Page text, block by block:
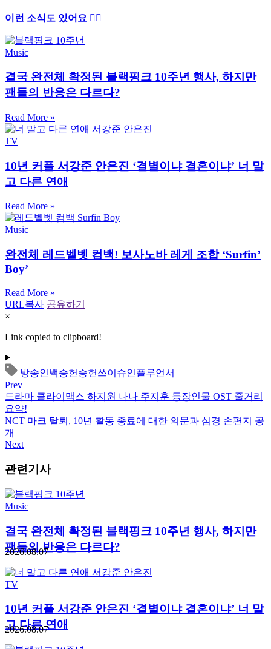
이런 소식도 있어요 ✍🏻
Music
결국 완전체 확정된 블랙핑크 10주년 행사, 하지만
팬들의 반응은 다르다?
Read More »
TV
10년 커플 서강준 안은진 ‘결별이냐 결혼이냐’ 너 말
고 다른 연애
Read More »
Music
완전체 레드벨벳 컴백! 보사노바 레게 조합 ‘Surfin’
Boy’
Read More »
URL복사 공유하기
×
Link copied to clipboard!
방송인백승헌 승헌쓰이슈인플루언서
Prev
드라마 클라이맥스 하지원 나나 주지훈 등장인물 OST 줄거리
요약!
NCT 마크 탈퇴, 10년 활동 종료에 대한 의문과 심경 손편지 공
개
Next
관련기사
Music
결국 완전체 확정된 블랙핑크 10주년 행사, 하지만
팬들의 반응은 다르다?
2026.08.07
TV
10년 커플 서강준 안은진 ‘결별이냐 결혼이냐’ 너 말
고 다른 연애
2026.08.07